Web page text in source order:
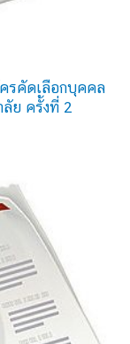
รคัดเลือกบุคคล
ลัย ครั้งที่ 2